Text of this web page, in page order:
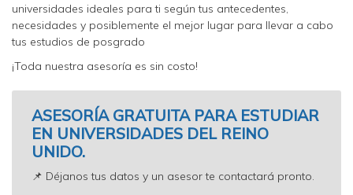
universidades ideales para ti según tus antecedentes,
necesidades y posiblemente el mejor lugar para llevar a cabo
tus estudios de posgrado
¡Toda nuestra asesoría es sin costo!
ASESORÍA GRATUITA PARA ESTUDIAR
EN UNIVERSIDADES DEL REINO
UNIDO.
📌 Déjanos tus datos y un asesor te contactará pronto.